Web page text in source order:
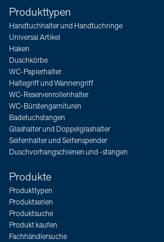
Produkttypen
Handtuchhalter und Handtuchringe
Universal Artikel
Haken
Duschkörbe
WC-Papierhalter
Haltegriff und Wannengriff
WC-Reservenrollenhalter
WC-Bürstengarnituren
Badetuchstangen
Glashalter und Doppelglashalter
Seifenhalter und Seifenspender
Duschvorhangschienen und -stangen
Produkte
Produkttypen
Produktserien
Produktsuche
Produkt kaufen
Fachhändlersuche